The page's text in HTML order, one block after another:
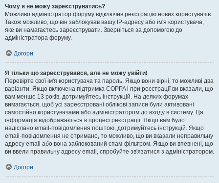
Чому я не можу зареєструватись?
Можливо адміністратор форуму відключив реєстрацію нових користувачів.
Також можливо, що він заблокував вашу IP-адресу або ім'я користувача,
яке ви намагаєтесь зареєструвати. Зверніться за допомогою до
адміністратора форуму.
Догори
Я тільки що зареєструвався, але не можу увійти!
Перевірте свої ім'я користувача та пароль. Якщо вони вірні, то можливі два
варіанти. Якщо включена підтримка COPPA і при реєстрації ви вказали, що
вам менше 13 років, дотримуйтесь інструкцій. На деяких форумах
вимагається, щоб усі зареєстровані облікові записи були активовані
самостійно користувачами або адміністратором до входу в систему. Ця
інформація відображається в процесі реєстрації. Якщо вам було
надіслано email-повідомлення поштою, дотримуйтесь інструкцій. Якщо
email-повідомлення не отримано, то можливо, що ви вказали неправильну
адресу email або вона заблокований спам-фільтром. Якщо ви впевнені, що
ви ввели правильну адресу email, спробуйте зв'язатися з адміністратором.
Догори